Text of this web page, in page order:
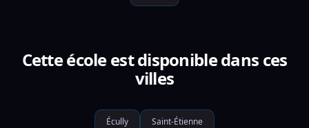
Cette école est disponible dans ces
villes
Écully Saint-Étienne